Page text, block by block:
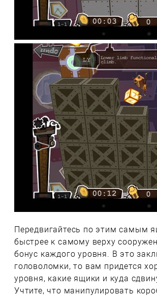
Передвигайтесь по этим самым
быстрее к самому верху
бонус каждого уровня. В это
головоломки, то вам придется
уровня, какие ящики и куда
Учтите, что манипулировать